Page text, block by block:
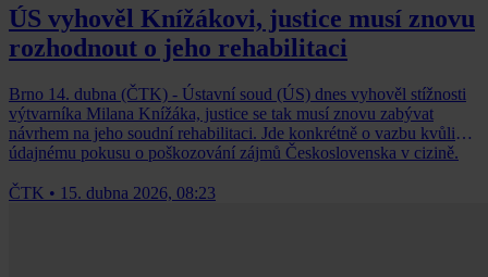
ÚS vyhověl Knížákovi, justice musí znovu
rozhodnout o jeho rehabilitaci
Brno 14. dubna (ČTK) - Ústavní soud (ÚS) dnes vyhověl stížnosti
výtvarníka Milana Knížáka, justice se tak musí znovu zabývat
návrhem na jeho soudní rehabilitaci. Jde konkrétně o vazbu kvůli
údajnému pokusu o poškozování zájmů Československa v cizině.
ČTK • 15. dubna 2026, 08:23